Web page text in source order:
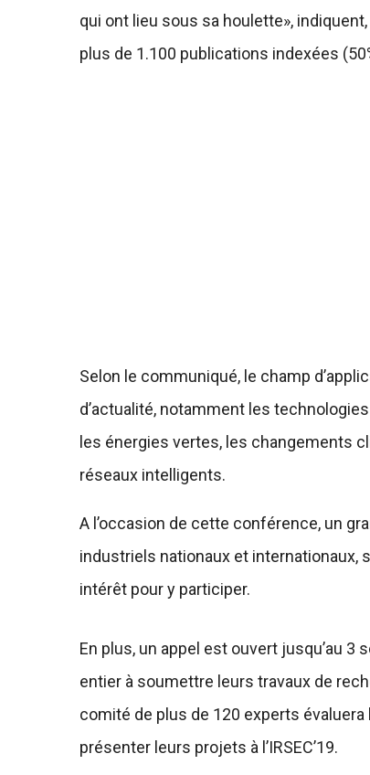
qui ont lieu sous sa houlette»,
plus de 1.100 publications indexées
Selon le communiqué, le champ
d’actualité, notamment les
les énergies vertes, les changements
réseaux intelligents.
A l’occasion de cette conférence, un
industriels nationaux et internationaux,
intérêt pour y participer.
En plus, un appel est ouvert jusqu’au
entier à soumettre leurs travaux de
comité de plus de 120 experts
présenter leurs projets à l’IRSEC’19.